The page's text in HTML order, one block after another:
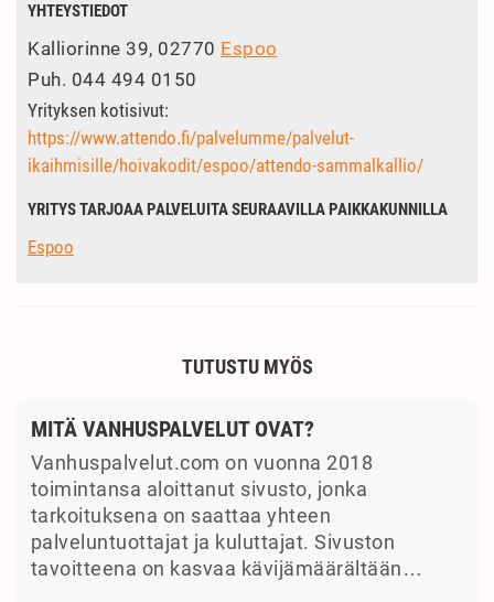
YHTEYSTIEDOT
Kalliorinne 39, 02770 Espoo
Puh. 044 494 0150
Yrityksen kotisivut:
https://www.attendo.fi/palvelumme/palvelut-
ikaihmisille/hoivakodit/espoo/attendo-sammalkallio/
YRITYS TARJOAA PALVELUITA SEURAAVILLA PAIKKAKUNNILLA
Espoo
TUTUSTU MYÖS
MITÄ VANHUSPALVELUT OVAT?
Vanhuspalvelut.com on vuonna 2018
toimintansa aloittanut sivusto, jonka
tarkoituksena on saattaa yhteen
palveluntuottajat ja kuluttajat. Sivuston
tavoitteena on kasvaa kävijämäärältään…